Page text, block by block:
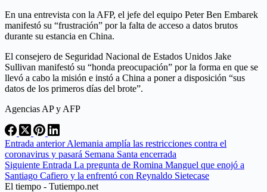
En una entrevista con la AFP, el jefe del equipo Peter Ben Embarek
manifestó su “frustración” por la falta de acceso a datos brutos
durante su estancia en China.
El consejero de Seguridad Nacional de Estados Unidos Jake
Sullivan manifestó su “honda preocupación” por la forma en que se
llevó a cabo la misión e instó a China a poner a disposición “sus
datos de los primeros días del brote”.
Agencias AP y AFP
Entrada anteriorAlemania amplía las restricciones contra el
coronavirus y pasará Semana Santa encerrada
Siguiente Entrada La pregunta de Romina Manguel que enojó a
Santiago Cafiero y la enfrentó con Reynaldo Sietecase
El tiempo - Tutiempo.net